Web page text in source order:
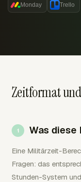
Monday Trello
Zeitformat
Was diese
Eine Militärzeit-
Fragen: das
Stunden-System